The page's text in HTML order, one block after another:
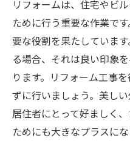
リフォームは、住宅やビ
ために行う重要な作業で
要な役割を果たしていま
る場合、それは良い印象
ります。リフォーム工事
ずに行いましょう。美し
居住者にとって好ましく
ためにも大きなプラスに